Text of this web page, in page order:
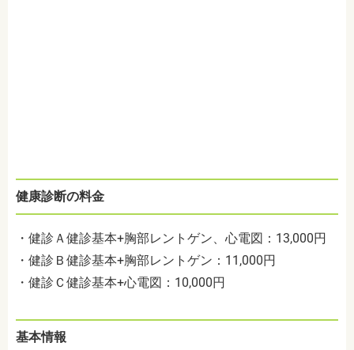
健康診断の料金
・健診Ａ健診基本+胸部レントゲン、心電図：13,000円
・健診Ｂ健診基本+胸部レントゲン：11,000円
・健診Ｃ健診基本+心電図：10,000円
基本情報